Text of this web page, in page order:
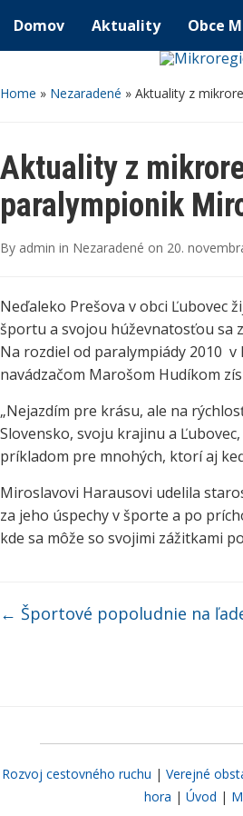
Domov Aktuality Obce
Home » Nezaradené » Aktuality z
Aktuality z
paralympionik
By admin in Nezaradené on 20.
Neďaleko Prešova v obci Ľubovec
športu a svojou húževnatosťou sa
Na rozdiel od paralympiády 2010
navádzačom Marošom Hudíkom
„Nejazdím pre krásu, ale na
Slovensko, svoju krajinu a
príkladom pre mnohých, ktorí aj
Miroslavovi Harausovi udelila
za jeho úspechy v športe a po
kde sa môže so svojimi zážitkami
← Športové popoludnie na
Rozvoj cestovného ruchu | Verejné
hora | Úvod |